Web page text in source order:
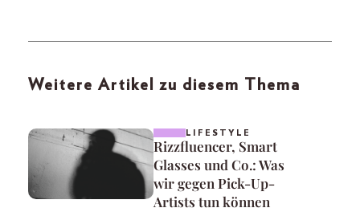
Weitere Artikel zu diesem Thema
LIFESTYLE
Rizzfluencer, Smart
Glasses und Co.: Was
wir gegen Pick-Up-
Artists tun können